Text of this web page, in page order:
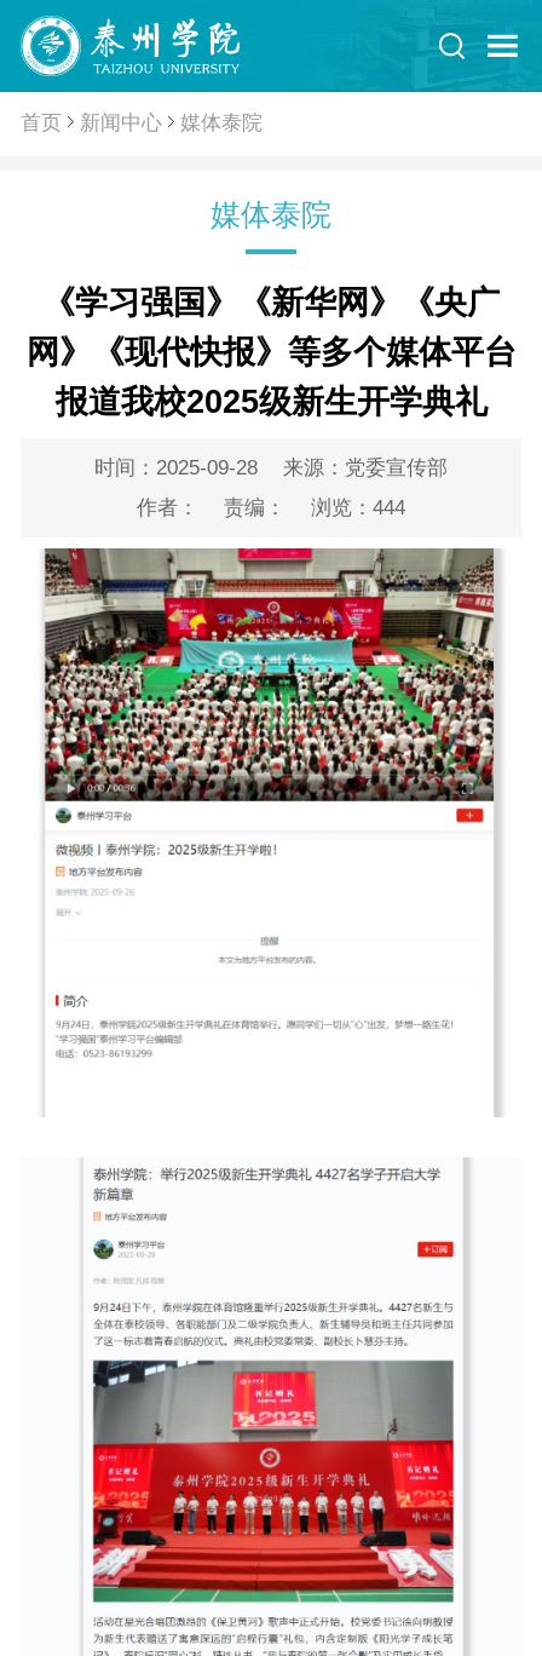
首页 新闻中心 媒体泰院
媒体泰院
《学习强国》《新华网》《央广
网》《现代快报》等多个媒体平台
报道我校2025级新生开学典礼
时间：2025-09-28
来源：党委宣传部
作者：
责编： 浏览： 444